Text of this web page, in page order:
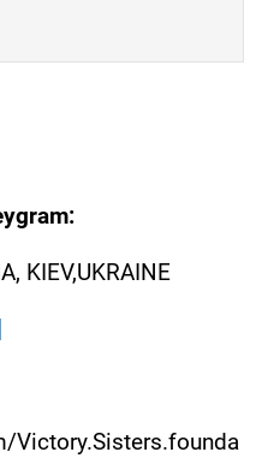
KIEV,UKRAINE
Victory.Sisters.founda